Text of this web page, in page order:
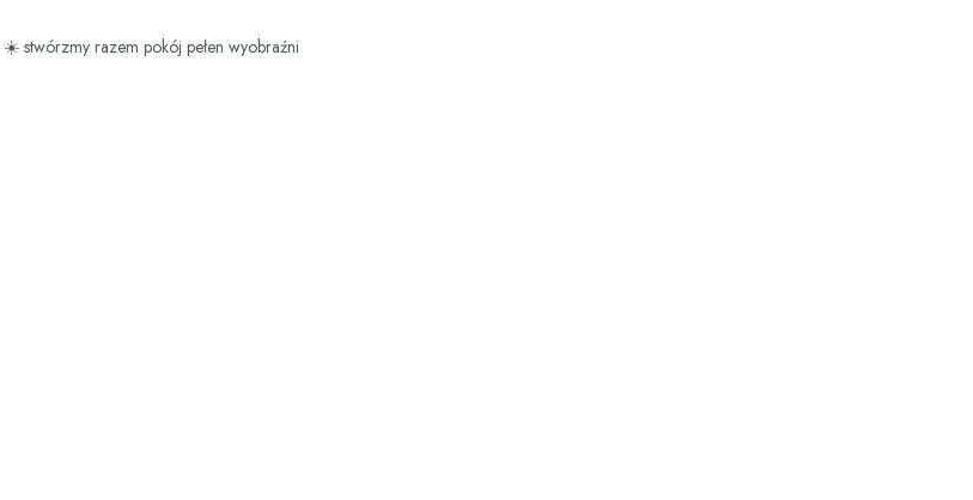
☀️ stwórzmy razem pokój pełen wyobraźni